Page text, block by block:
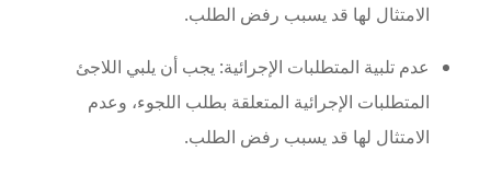
الامتثال لها قد يسبب رفض الطلب.
عدم تلبية المتطلبات الإجرائية: يجب أن يلبي اللاجئ
المتطلبات الإجرائية المتعلقة بطلب اللجوء، وعدم
الامتثال لها قد يسبب رفض الطلب.